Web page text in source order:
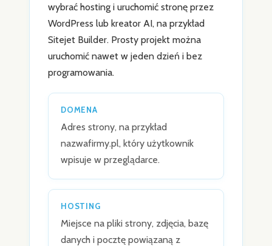
wybrać hosting i uruchomić stronę przez
WordPress lub kreator AI, na przykład
Sitejet Builder. Prosty projekt można
uruchomić nawet w jeden dzień i bez
programowania.
DOMENA
Adres strony, na przykład
nazwafirmy.pl, który użytkownik
wpisuje w przeglądarce.
HOSTING
Miejsce na pliki strony, zdjęcia, bazę
danych i pocztę powiązaną z